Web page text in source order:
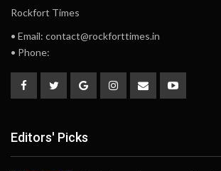
Rockfort Times
• Email: contact@rockforttimes.in
• Phone:
Editors' Picks